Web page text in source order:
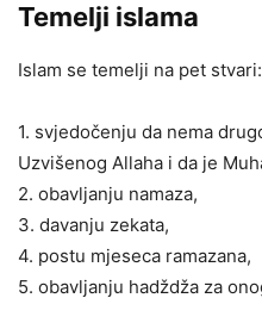
Temelji islama
Islam se temelji na pet stvari:
1. svjedočenju da nema
Uzvišenog Allaha i da je
2. obavljanju namaza,
3. davanju zekata,
4. postu mjeseca ramazana,
5. obavljanju hadždža za